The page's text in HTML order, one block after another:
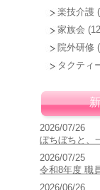
楽技介護
家族会
院外研修
タクティ
2026/07/26
ぼちぼちと、
2026/07/25
令和8年度 職
2026/06/26